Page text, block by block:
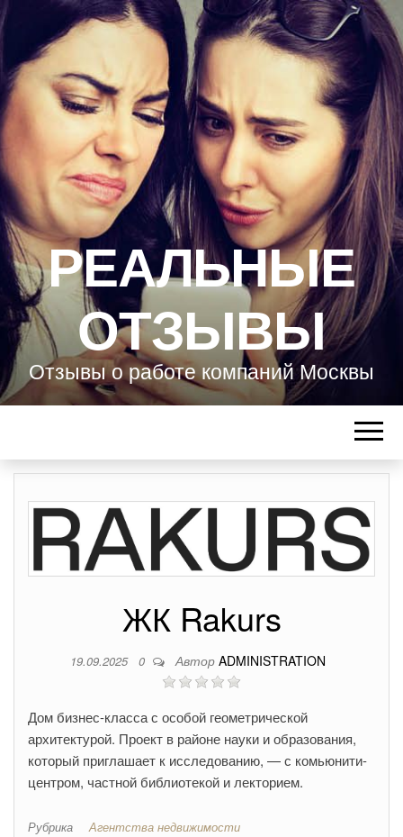
РЕАЛЬНЫЕ
ОТЗЫВЫ
Отзывы о работе компаний Москвы
ЖК Rakurs
19.09.2025 0 Автор ADMINISTRATION
Дом бизнес-класса с особой геометрической
архитектурой. Проект в районе науки и образования,
который приглашает к исследованию, — с комьюнити-
центром, частной библиотекой и лекторием.
Рубрика Агентства недвижимости